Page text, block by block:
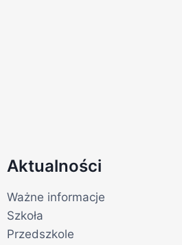
Aktualności
Ważne informacje
Szkoła
Przedszkole